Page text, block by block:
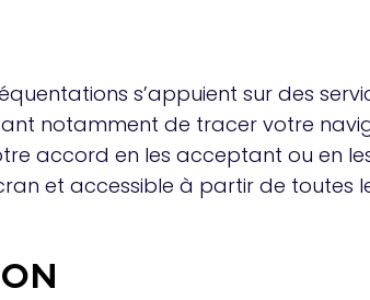
s’appuient sur des
notamment de tracer votre
accord en les acceptant ou en
et accessible à partir de toutes